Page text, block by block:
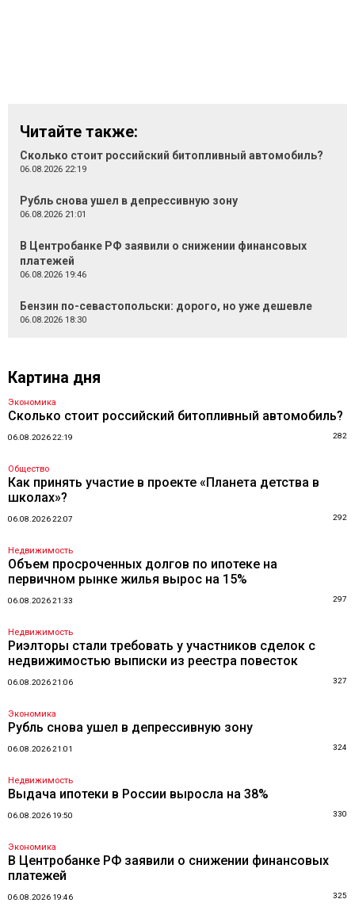
Читайте также:
Сколько стоит российский битопливный автомобиль?
06.08.2026 22:19
Рубль снова ушел в депрессивную зону
06.08.2026 21:01
В Центробанке РФ заявили о снижении финансовых
платежей
06.08.2026 19:46
Бензин по-севастопольски: дорого, но уже дешевле
06.08.2026 18:30
Картина дня
Экономика
Сколько стоит российский битопливный автомобиль?
06.08.2026 22:19 282
Общество
Как принять участие в проекте «Планета детства в
школах»?
06.08.2026 22:07 292
Недвижимость
Объем просроченных долгов по ипотеке на
первичном рынке жилья вырос на 15%
06.08.2026 21:33 297
Недвижимость
Риэлторы стали требовать у участников сделок с
недвижимостью выписки из реестра повесток
06.08.2026 21:06 327
Экономика
Рубль снова ушел в депрессивную зону
06.08.2026 21:01 324
Недвижимость
Выдача ипотеки в России выросла на 38%
06.08.2026 19:50 330
Экономика
В Центробанке РФ заявили о снижении финансовых
платежей
06.08.2026 19:46 325